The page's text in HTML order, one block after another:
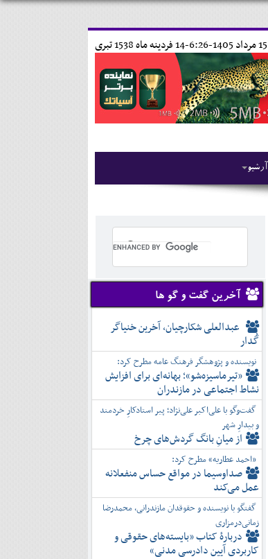
14 فردينه ماه 1538 تبری
آرشیو
آخرین گفت و گو ها
عبدالعلی شکارچیان، آخرین خنیاگر
گُدار
نویسنده و پژوهشگر فرهنگ عامه مطرح کرد:
«تیرماسیزه‌شو»؛ بهانه‌ای برای افزایش
نشاط اجتماعی در مازندران
گفت‌وگو با علی‌اکبر علی‌نژاد؛ پیر استادکارِ خردمند
و بیدارِ شهر
از میانِ بانگ گردش‌های چرخ
«احمد عطاریه» مطرح کرد:
صداوسیما در مواقع حساس منفعلانه
عمل می‌کند
گفتگو با نویسنده و حقوقدان مازندرانی، محمدرضا
زمانی‌درمزاری
دربارۀ کتاب ”بایسته‌های حقوقی و
کاربردی آیین دادرسی مدنی»